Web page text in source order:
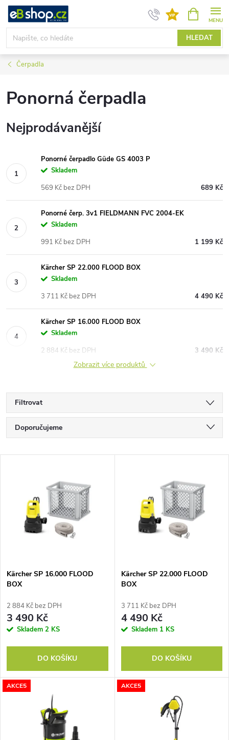
Přejít
obsah
HLEDAT
NÁKUPNÍ
KOŠÍK
Čerpadla
Ponorná čerpadla
Nejprodávanější
Ponorné čerpadlo Güde GS 4003 P
Skladem
689 Kč
569 Kč bez DPH
Ponorné čerp. 3v1 FIELDMANN FVC 2004-EK
Skladem
1 199 Kč
991 Kč bez DPH
Kärcher SP 22.000 FLOOD BOX
Skladem
4 490 Kč
3 711 Kč bez DPH
Kärcher SP 16.000 FLOOD BOX
Skladem
3 490 Kč
2 884 Kč bez DPH
Zobrazit více produktů
Filtrovat
Ř
a
p
r
o
u
Doporučujeme
Nejprodávanější
Abecedně
s
p
r
o
d
u
Kärcher SP 16.000 FLOOD
BOX
2 884 Kč bez DPH
3 490 Kč
Skladem 2 KS
DO KOŠÍKU
Kärcher SP 22.000 FLOOD
BOX
3 711 Kč bez DPH
4 490 Kč
Skladem 1 KS
DO KOŠÍKU
AKCE5 AKCE5